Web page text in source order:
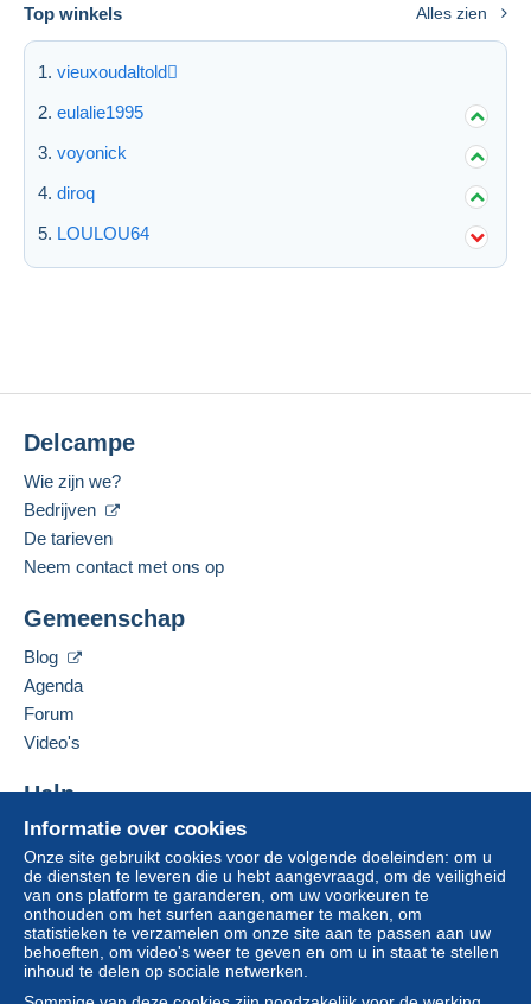
Top winkels Alles zien
vieuxoudaltold
eulalie1995
voyonick
diroq
LOULOU64
Informatie over cookies
Onze site gebruikt cookies voor de volgende doeleinden: om u
de diensten te leveren die u hebt aangevraagd, om de veiligheid
van ons platform te garanderen, om uw voorkeuren te
onthouden om het surfen aangenamer te maken, om
statistieken te verzamelen om onze site aan te passen aan uw
behoeften, om video's weer te geven en om u in staat te stellen
inhoud te delen op sociale netwerken.
Delcampe
Wie zijn we?
Bedrijven
De tarieven
Neem contact met ons op
Gemeenschap
Blog
Agenda
Forum
Video's
Help
Hulpcentrum
Kopen op Delcampe
Verkopen op Delcampe
Een beveiligde website